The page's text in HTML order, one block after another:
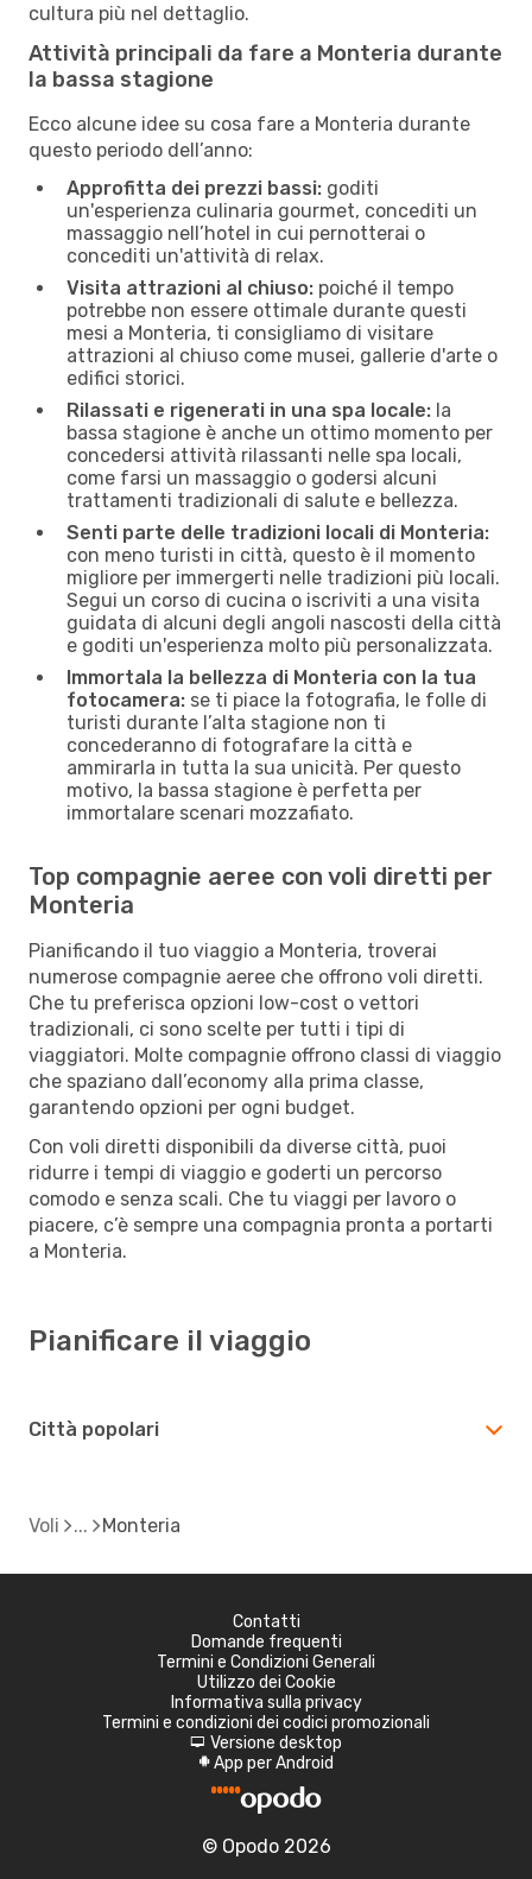
cultura più nel dettaglio.
Attività principali da fare a Monteria durante
la bassa stagione
Ecco alcune idee su cosa fare a Monteria durante
questo periodo dell’anno:
Approfitta dei prezzi bassi: goditi
un'esperienza culinaria gourmet, concediti un
massaggio nell’hotel in cui pernotterai o
concediti un'attività di relax.
Visita attrazioni al chiuso: poiché il tempo
potrebbe non essere ottimale durante questi
mesi a Monteria, ti consigliamo di visitare
attrazioni al chiuso come musei, gallerie d'arte o
edifici storici.
Rilassati e rigenerati in una spa locale: la
bassa stagione è anche un ottimo momento per
concedersi attività rilassanti nelle spa locali,
come farsi un massaggio o godersi alcuni
trattamenti tradizionali di salute e bellezza.
Senti parte delle tradizioni locali di Monteria:
con meno turisti in città, questo è il momento
migliore per immergerti nelle tradizioni più locali.
Segui un corso di cucina o iscriviti a una visita
guidata di alcuni degli angoli nascosti della città
e goditi un'esperienza molto più personalizzata.
Immortala la bellezza di Monteria con la tua
fotocamera: se ti piace la fotografia, le folle di
turisti durante l’alta stagione non ti
concederanno di fotografare la città e
ammirarla in tutta la sua unicità. Per questo
motivo, la bassa stagione è perfetta per
immortalare scenari mozzafiato.
Top compagnie aeree con voli diretti per
Monteria
Pianificando il tuo viaggio a Monteria, troverai
numerose compagnie aeree che offrono voli diretti.
Che tu preferisca opzioni low-cost o vettori
tradizionali, ci sono scelte per tutti i tipi di
viaggiatori. Molte compagnie offrono classi di viaggio
che spaziano dall’economy alla prima classe,
garantendo opzioni per ogni budget.
Con voli diretti disponibili da diverse città, puoi
ridurre i tempi di viaggio e goderti un percorso
comodo e senza scali. Che tu viaggi per lavoro o
piacere, c’è sempre una compagnia pronta a portarti
a Monteria.
Pianificare il viaggio
Città popolari
Voli Monteria
Contatti
Domande frequenti
Termini e Condizioni Generali
Utilizzo dei Cookie
Informativa sulla privacy
Termini e condizioni dei codici promozionali
d Versione desktop
A App per Android
© Opodo 2026